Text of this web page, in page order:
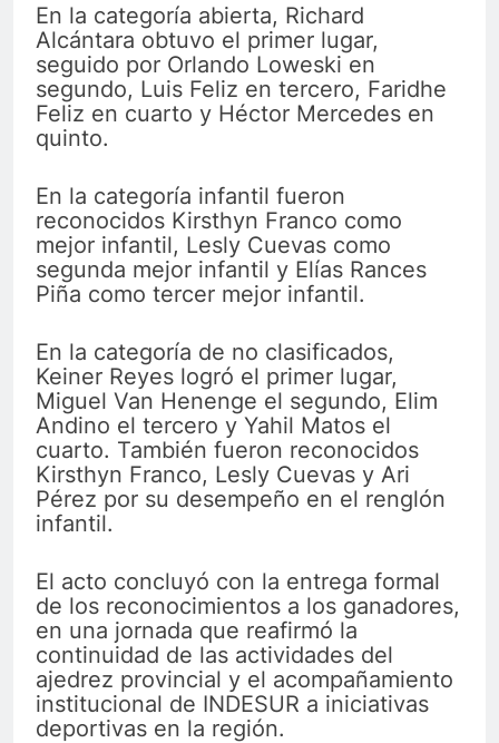
En la categoría abierta, Richard
Alcántara obtuvo el primer lugar,
seguido por Orlando Loweski en
segundo, Luis Feliz en tercero, Faridhe
Feliz en cuarto y Héctor Mercedes en
quinto.
En la categoría infantil fueron
reconocidos Kirsthyn Franco como
mejor infantil, Lesly Cuevas como
segunda mejor infantil y Elías Rances
Piña como tercer mejor infantil.
En la categoría de no clasificados,
Keiner Reyes logró el primer lugar,
Miguel Van Henenge el segundo, Elim
Andino el tercero y Yahil Matos el
cuarto. También fueron reconocidos
Kirsthyn Franco, Lesly Cuevas y Ari
Pérez por su desempeño en el renglón
infantil.
El acto concluyó con la entrega formal
de los reconocimientos a los ganadores,
en una jornada que reafirmó la
continuidad de las actividades del
ajedrez provincial y el acompañamiento
institucional de INDESUR a iniciativas
deportivas en la región.